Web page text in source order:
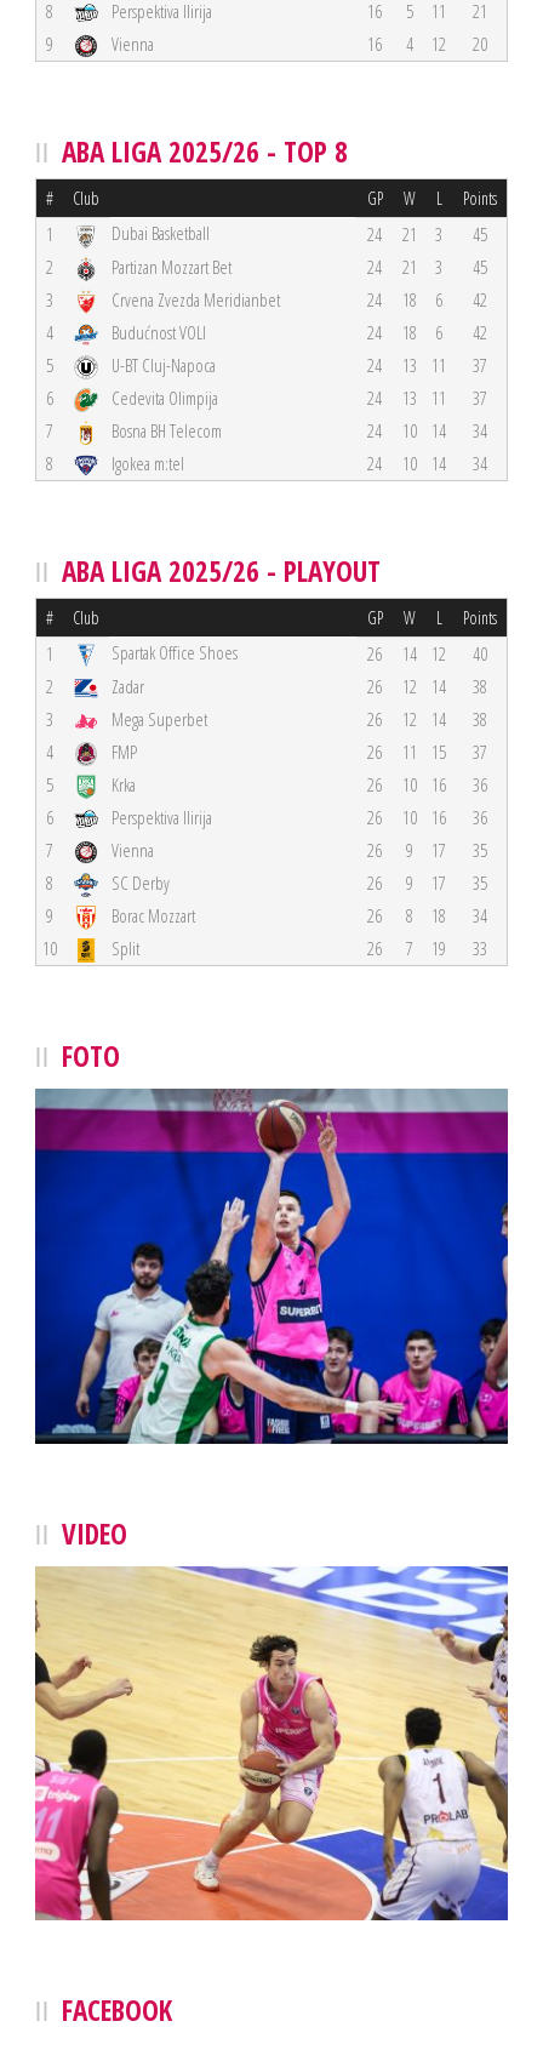
8 Perspektiva Ilirija 16 5 11
21
9
Vienna 16 4 12 20
ABA LIGA 2025/26 - TOP 8
# Club GP W L Points
1 Dubai Basketball 24 21 3
45
2
Partizan Mozzart Bet 24 21 3
45
3
Crvena Zvezda Meridianbet 24 18 6
42
4
Budućnost VOLI 24 18 6
42
5
U-BT Cluj-Napoca 24 13 11
37
6
Cedevita Olimpija 24 13 11
37
7
Bosna BH Telecom 24 10 14
34
8
Igokea m:tel 24 10 14 34
ABA LIGA 2025/26 - PLAYOUT
# Club GP W L Points
1 Spartak Office Shoes 26 14 12
40
2
Zadar 26 12 14
38
3
Mega Superbet 26 12 14
38
4
FMP 26 11 15
37
5
Krka 26 10 16
36
6
Perspektiva Ilirija 26 10 16
36
7
Vienna 26 9 17
35
8
SC Derby 26 9 17
35
9
Borac Mozzart 26 8 18
34
10
Split 26 7 19 33
FOTO
VIDEO
FACEBOOK